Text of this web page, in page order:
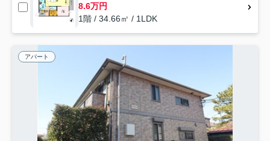
8.6万円
1階 / 34.66㎡ / 1LDK
アパート